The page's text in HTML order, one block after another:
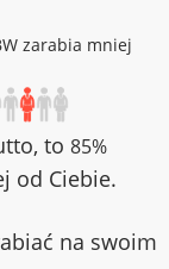
zarabia mniej
to 85%
od Ciebie.
na swoim